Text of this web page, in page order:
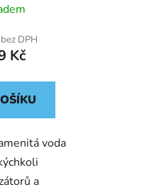
KRAJ
DPH
Kč
voda
a